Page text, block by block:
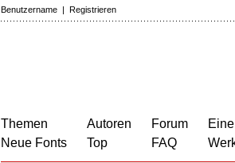
Benutzername | Registrieren
Themen
Neue Fonts
Autoren
Top
Forum
FAQ